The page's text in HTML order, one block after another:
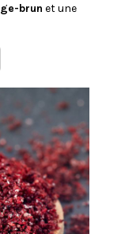
brun et une